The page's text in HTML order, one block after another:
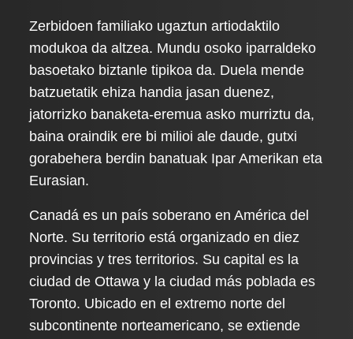
Zerbidoen familiako ugaztun artiodaktilo
modukoa da altzea. Mundu osoko iparraldeko
basoetako biztanle tipikoa da. Duela mende
batzuetatik ehiza handia jasan duenez,
jatorrizko banaketa-eremua asko murriztu da,
baina oraindik ere bi milioi ale daude, gutxi
gorabehera berdin banatuak Ipar Amerikan eta
Eurasian.
Canadá es un país soberano en América del
Norte. Su territorio está organizado en diez
provincias y tres territorios. Su capital es la
ciudad de Ottawa y la ciudad más poblada es
Toronto. Ubicado en el extremo norte del
subcontinente norteamericano, se extiende